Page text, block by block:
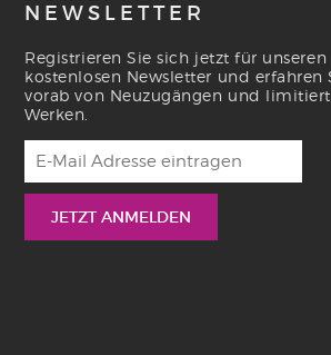
NEWSLETTER
Registrieren Sie sich jetzt für unseren
kostenlosen Newsletter und erfahren
vorab von Neuzugängen und
Werken.